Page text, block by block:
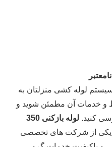
لوله کشی منزلتان به
و خدمات آن مطمئن شوید و
کنید.
لوله بازکنی 350
یکی از شرکت های تخصصی